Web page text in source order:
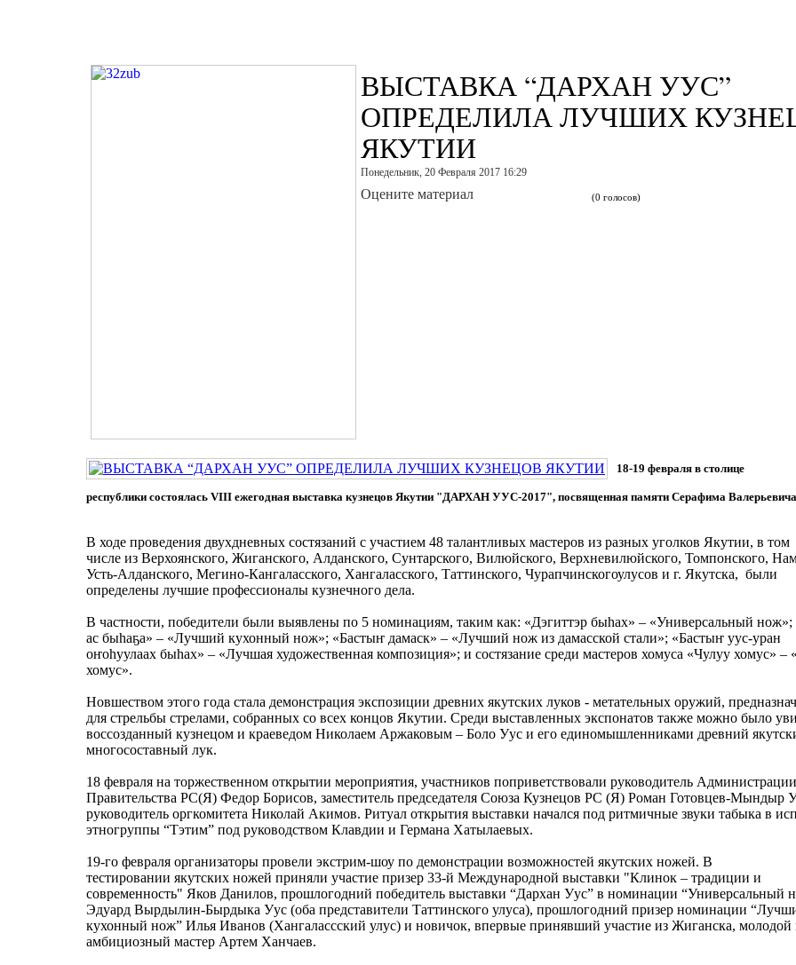
ВЫСТАВКА “ДАРХАН УУС”
ОПРЕДЕЛИЛА ЛУЧШИХ
ЯКУТИИ
Понедельник, 20 Февраля 2017 16:29
Оцените материал (0 голосов)
18-19 февраля в столице
республики состоялась VIII ежегодная выставка кузнецов Якутии "ДАРХАН УУС-2017", посвященная памяти Серафима
В ходе проведения двухдневных состязаний с участием 48 талантливых мастеров из разных уголков Якутии, в том
числе из Верхоянского, Жиганского, Алданского, Сунтарского, Вилюйского, Верхневилюйского, Томпонского,
Усть-Алданского, Мегино-Кангаласского, Хангаласского, Таттинского, Чурапчинскогоулусов и г. Якутска, были
определены лучшие профессионалы кузнечного дела.
В частности, победители были выявлены по 5 номинациям, таким как: «Дэгиттэр быһах» – «Универсальный
ас быһаҕа» – «Лучший кухонный нож»; «Бастыҥ дамаск» – «Лучший нож из дамасской стали»; «Бастыҥ уус-уран
оҥоhуулаах быhах» – «Лучшая художественная композиция»; и состязание среди мастеров хомуса «Чулуу хомус»
хомус».
Новшеством этого года стала демонстрация экспозиции древних якутских луков - метательных оружий,
для стрельбы стрелами, собранных со всех концов Якутии. Среди выставленных экспонатов также можно было
воссозданный кузнецом и краеведом Николаем Аржаковым – Боло Уус и его единомышленниками древний
многосоставный лук.
18 февраля на торжественном открытии мероприятия, участников поприветствовали руководитель
Правительства РС(Я) Федор Борисов, заместитель председателя Союза Кузнецов РС (Я) Роман Готовцев-Мындыр
руководитель оргкомитета Николай Акимов. Ритуал открытия выставки начался под ритмичные звуки табыка в
этногруппы “Тэтим” под руководством Клавдии и Германа Хатылаевых.
19-го февраля организаторы провели экстрим-шоу по демонстрации возможностей якутских ножей. В
тестировании якутских ножей приняли участие призер 33-й Международной выставки "Клинок – традиции и
современность" Яков Данилов, прошлогодний победитель выставки “Дархан Уус” в номинации “Универсальный
Эдуард Вырдылин-Бырдыка Уус (оба представители Таттинского улуса), прошлогодний призер номинации
кухонный нож” Илья Иванов (Хангалассский улус) и новичок, впервые принявший участие из Жиганска, молодой
амбициозный мастер Артем Ханчаев.